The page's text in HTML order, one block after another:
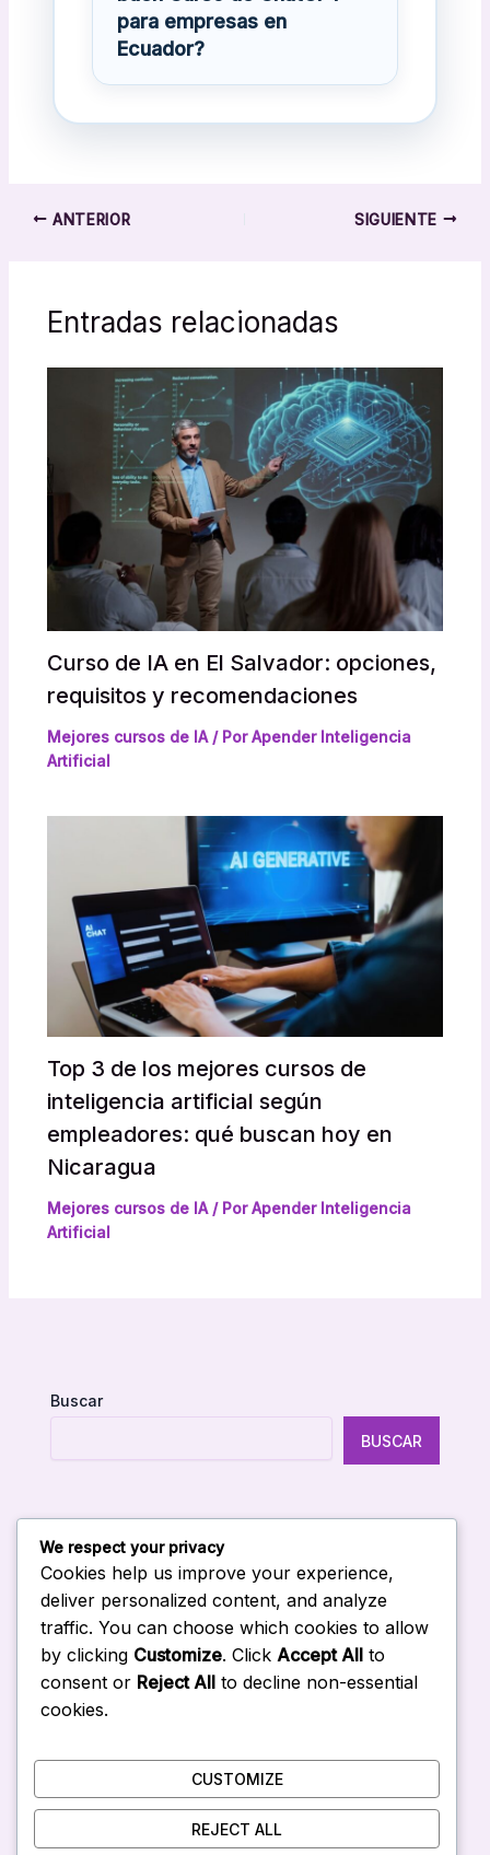
para empresas en
Ecuador?
ANTERIOR SIGUIENTE
Entradas relacionadas
Curso de IA en El Salvador: opciones,
requisitos y recomendaciones
Mejores cursos de IA/ PorApender Inteligencia
Artificial
Top 3 de los mejores cursos de
inteligencia artificial según
empleadores: qué buscan hoy en
Nicaragua
Mejores cursos de IA/ PorApender Inteligencia
Artificial
Buscar
BUSCAR
Entradas Recientes
Curso de IA in company en Venezuela
Curso de Gemini para empresas en Venezuela
Curso de Copilot para empresas en Venezuela
Curso de ChatGPT para empresas en Venezuela
We respect your privacy
Cookies help us improve your experience,
deliver personalized content, and analyze
traffic. You can choose which cookies to allow
by clicking Customize. Click Accept All to
consent or Reject All to decline non-essential
cookies.
CUSTOMIZE
REJECT ALL